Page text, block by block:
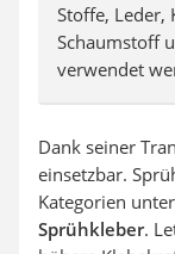
Stoffe, Leder,
Schaumstoff
verwendet
Dank seiner
einsetzbar.
Kategorien
Sprühkleber.